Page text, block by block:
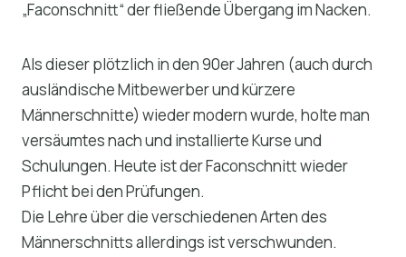
„Faconschnitt“ der fließende Übergang im Nacken.
Als dieser plötzlich in den 90er Jahren (auch durch
ausländische Mitbewerber und kürzere
Männerschnitte) wieder modern wurde, holte man
versäumtes nach und installierte Kurse und
Schulungen. Heute ist der Faconschnitt wieder
Pflicht bei den Prüfungen.
Die Lehre über die verschiedenen Arten des
Männerschnitts allerdings ist verschwunden.